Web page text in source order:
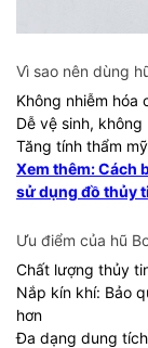
Vì sao nên dùng
Không nhiễm hóa
Dễ vệ sinh,
Tăng tính thẩm
Xem thêm: Cách
sử dụng đồ thủy
Ưu điểm của hũ
Chất lượng thủy
Nắp kín khí: Bảo
hơn
Đa dạng dung